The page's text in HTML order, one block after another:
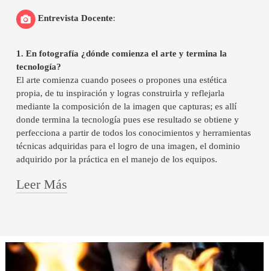
Entrevista Docente:
1. En fotografía ¿dónde comienza el arte y termina la
tecnología?
El arte comienza cuando posees o propones una estética
propia, de tu inspiración y logras construirla y reflejarla
mediante la composición de la imagen que capturas; es allí
donde termina la tecnología pues ese resultado se obtiene y
perfecciona a partir de todos los conocimientos y herramientas
técnicas adquiridas para el logro de una imagen, el dominio
adquirido por la práctica en el manejo de los equipos.
Leer Más
diferentes tipos de fotografía (publicitaria, moda,
documental, erótica etc.) sin embargo, también hay